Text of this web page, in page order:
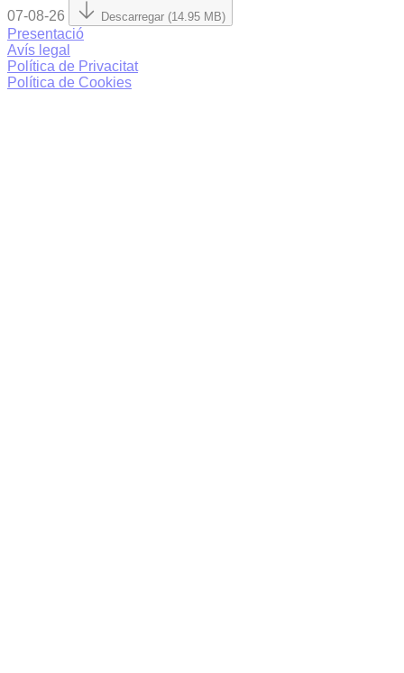
07-08-26 Descarregar (14.95 MB)
Presentació
Avís legal
Política de Privacitat
Política de Cookies